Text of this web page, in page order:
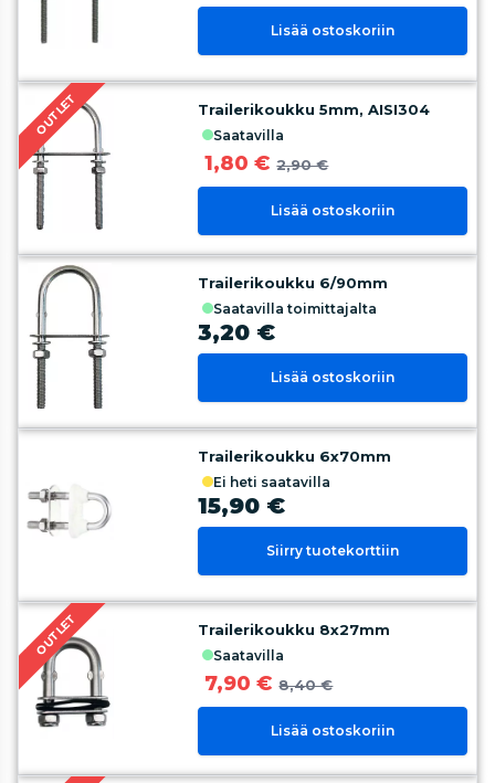
Lisää ostoskoriin
OUTLET Trailerikoukku 5mm, AISI304
saatavilla
1,80 € 2,90 €
Lisää ostoskoriin
Trailerikoukku 6/90mm
saatavilla toimittajalta
3,20 €
Lisää ostoskoriin
Trailerikoukku 6x70mm
ei heti saatavilla
15,90 €
Siirry tuotekorttiin
OUTLET Trailerikoukku 8x27mm
saatavilla
7,90 € 8,40 €
Lisää ostoskoriin